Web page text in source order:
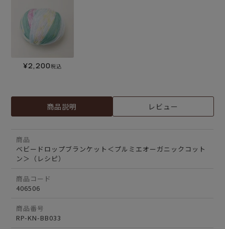
¥2,200税込
商品説明 レビュー
商品
ベビードロップブランケット＜プルミエオーガニックコット
ン＞（レシピ）
商品コード
406506
商品番号
RP-KN-BB033